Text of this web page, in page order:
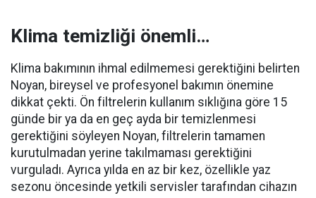
Klima temizliği önemli…
Klima bakımının ihmal edilmemesi gerektiğini belirten
Noyan, bireysel ve profesyonel bakımın önemine
dikkat çekti. Ön filtrelerin kullanım sıklığına göre 15
günde bir ya da en geç ayda bir temizlenmesi
gerektiğini söyleyen Noyan, filtrelerin tamamen
kurutulmadan yerine takılmaması gerektiğini
vurguladı. Ayrıca yılda en az bir kez, özellikle yaz
sezonu öncesinde yetkili servisler tarafından cihazın